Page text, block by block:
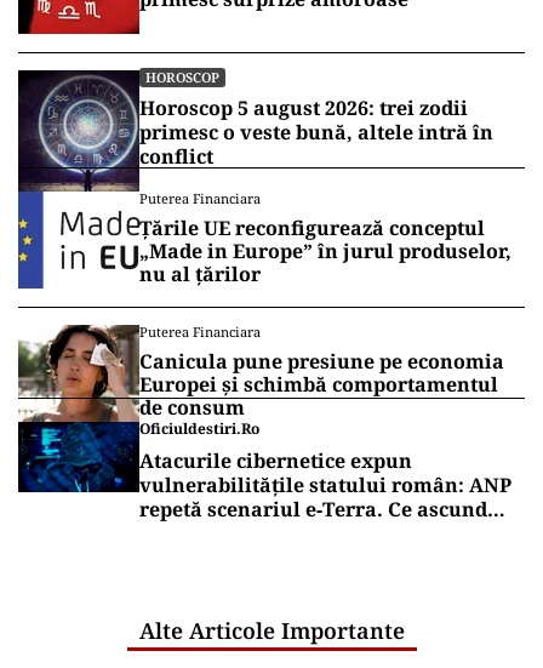
HOROSCOP
Horoscop 5 august 2026: trei zodii
primesc o veste bună, altele intră în
conflict
Puterea Financiara
Țările UE reconfigurează conceptul
„Made in Europe” în jurul produselor,
nu al țărilor
Puterea Financiara
Canicula pune presiune pe economia
Europei și schimbă comportamentul
de consum
Oficiuldestiri.ro
Atacurile cibernetice expun
vulnerabilitățile statului român: ANP
repetă scenariul e‑Terra. Ce ascund
Alte Articole Importante